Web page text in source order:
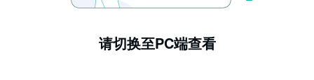
请切换至PC端查看